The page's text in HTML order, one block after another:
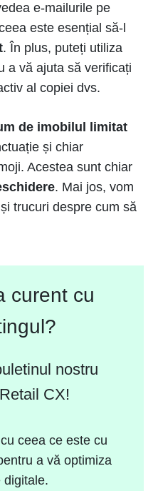
e-mailurile pe
este esențial să-l
. În plus, puteți utiliza
a vă ajuta să verificați
al copiei dvs.
de imobilul limitat
și chiar
Acestea sunt chiar
. Mai jos, vom
trucuri despre cum să
curent cu
nostru
CX!
ceea ce este cu
a vă optimiza
digitale.